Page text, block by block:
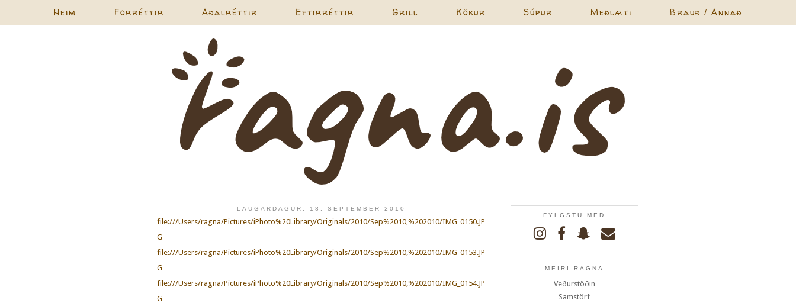
Heim Forréttir Aðalréttir Eftirréttir Grill Kökur Súpur Meðlæti Brauð / Annað
LAUGARDAGUR, 18. SEPTEMBER 2010
file:///Users/ragna/Pictures/iPhoto%20Library/Originals/2010/Sep%2010,%202010/IMG_0150.JP
G
file:///Users/ragna/Pictures/iPhoto%20Library/Originals/2010/Sep%2010,%202010/IMG_0153.JP
G
file:///Users/ragna/Pictures/iPhoto%20Library/Originals/2010/Sep%2010,%202010/IMG_0154.JP
G
FYLGSTU MEÐ
MEIRI RAGNA
Veðurstöðin
Samstörf